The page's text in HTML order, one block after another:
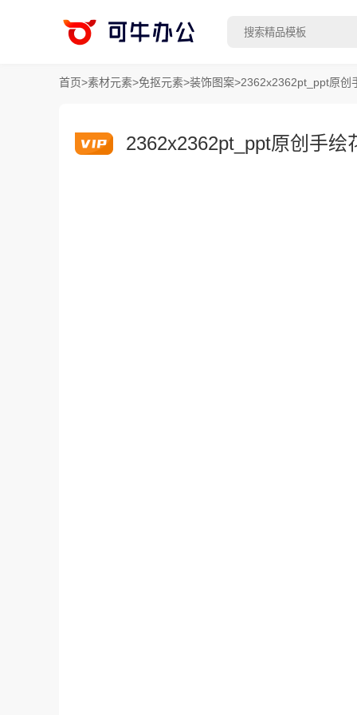
首页>素材元素>免抠元素>装饰图案>2362x2362pt_ppt原创
2362x2362pt_ppt原创手绘